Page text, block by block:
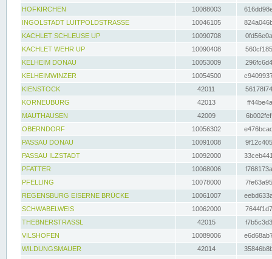
HOFKIRCHEN
10088003
INGOLSTADT LUITPOLDSTRASSE
10046105
KACHLET SCHLEUSE UP
10090708
KACHLET WEHR UP
10090408
KELHEIM DONAU
10053009
KELHEIMWINZER
10054500
KIENSTOCK
42011
KORNEUBURG
42013
MAUTHAUSEN
42009
OBERNDORF
10056302
PASSAU DONAU
10091008
PASSAU ILZSTADT
10092000
PFATTER
10068006
PFELLING
10078000
REGENSBURG EISERNE BRÜCKE
10061007
SCHWABELWEIS
10062000
THEBNERSTRASSL
42015
VILSHOFEN
10089006
WILDUNGSMAUER
42014